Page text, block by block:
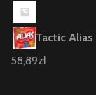
Tactic
58,89zł